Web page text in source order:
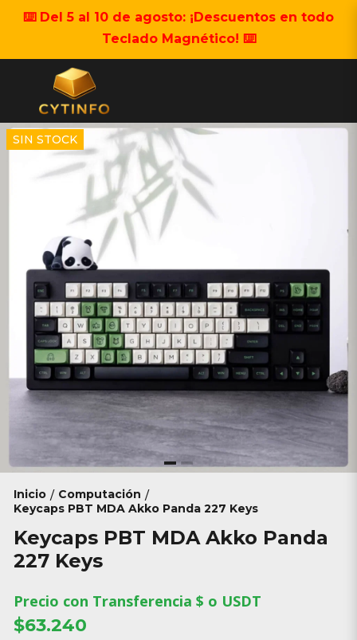
⌨️ Del 5 al 10 de agosto: ¡Descuentos en todo
Teclado Magnético! ⌨️
SIN STOCK
Inicio / Computación /
Keycaps PBT MDA Akko Panda 227 Keys
Keycaps PBT MDA Akko Panda
227 Keys
Precio con Transferencia $ o USDT
$63.240